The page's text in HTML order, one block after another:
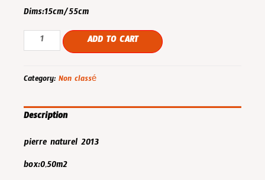
Dims:15cm/55cm
Rf
2013 ADD TO CART
Category: Non classé
Description
pierre naturel 2013
box:0,50m2